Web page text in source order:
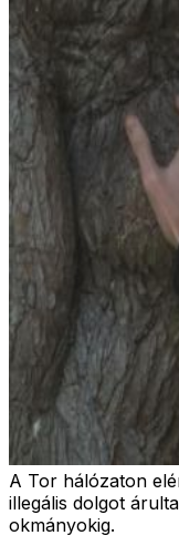
A Tor hálózaton
illegális dolgot
okmányokig.